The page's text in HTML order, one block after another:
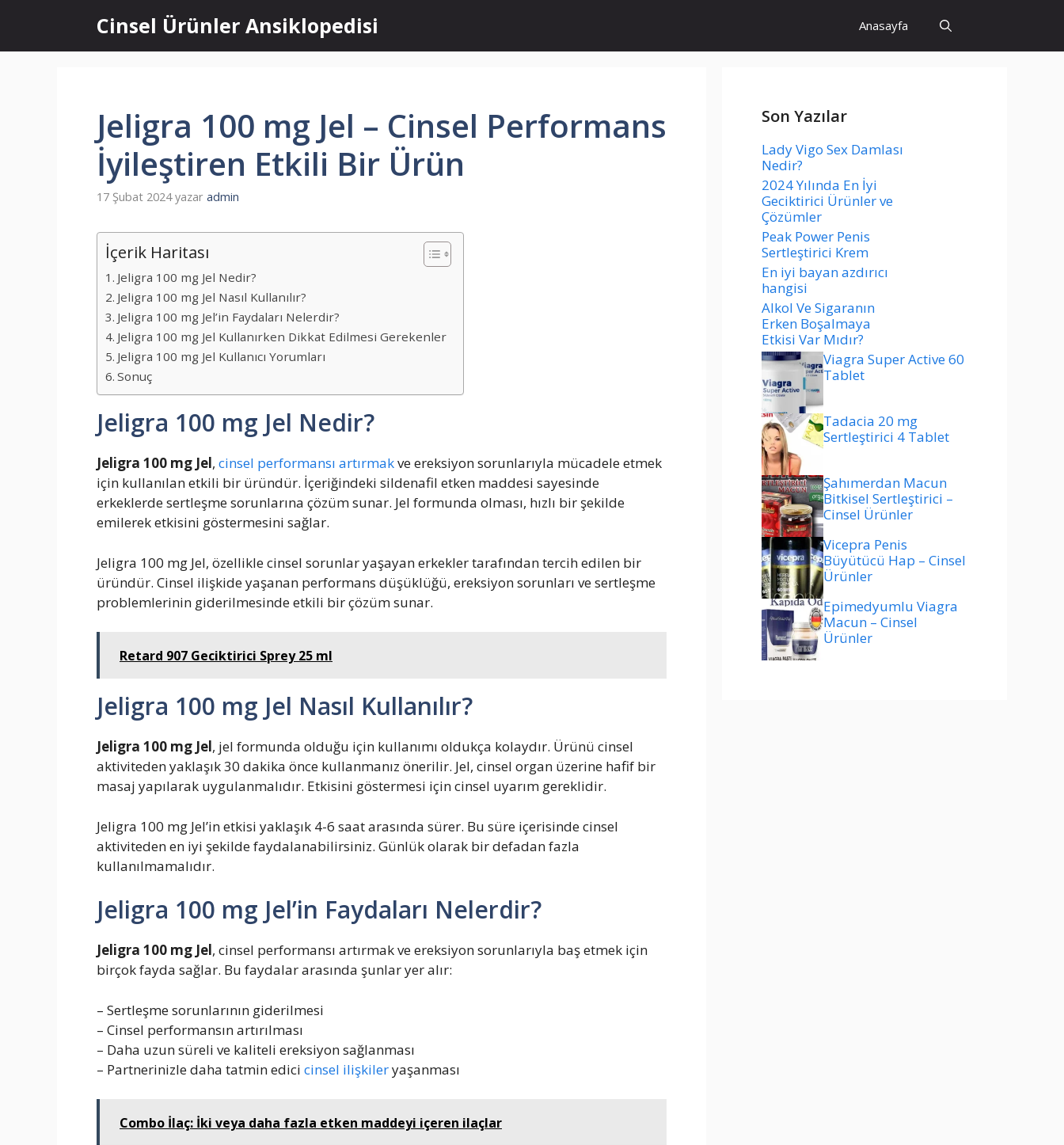
Cinsel Ürünler Ansiklopedisi Anasayfa
Jeligra 100 mg Jel – Cinsel Performans
İyileştiren Etkili Bir Ürün
17 Şubat 2024 yazar admin
İçerik Haritası
Jeligra 100 mg Jel Nedir?
Jeligra 100 mg Jel Nasıl Kullanılır?
Jeligra 100 mg Jel’in Faydaları Nelerdir?
Jeligra 100 mg Jel Kullanırken Dikkat Edilmesi Gerekenler
Jeligra 100 mg Jel Kullanıcı Yorumları
Sonuç
Jeligra 100 mg Jel Nedir?
Jeligra 100 mg Jel, cinsel performansı artırmakve ereksiyon sorunlarıyla mücadele etmek
için kullanılan etkili bir üründür. İçeriğindeki sildenafil etken maddesi sayesinde
erkeklerde sertleşme sorunlarına çözüm sunar. Jel formunda olması, hızlı bir şekilde
emilerek etkisini göstermesini sağlar.
Jeligra 100 mg Jel, özellikle cinsel sorunlar yaşayan erkekler tarafından tercih edilen bir
üründür. Cinsel ilişkide yaşanan performans düşüklüğü, ereksiyon sorunları ve sertleşme
problemlerinin giderilmesinde etkili bir çözüm sunar.
Retard 907 Geciktirici Sprey 25 ml
Jeligra 100 mg Jel Nasıl Kullanılır?
Jeligra 100 mg Jel, jel formunda olduğu için kullanımı oldukça kolaydır. Ürünü cinsel
aktiviteden yaklaşık 30 dakika önce kullanmanız önerilir. Jel, cinsel organ üzerine hafif bir
masaj yapılarak uygulanmalıdır. Etkisini göstermesi için cinsel uyarım gereklidir.
Jeligra 100 mg Jel’in etkisi yaklaşık 4-6 saat arasında sürer. Bu süre içerisinde cinsel
aktiviteden en iyi şekilde faydalanabilirsiniz. Günlük olarak bir defadan fazla
kullanılmamalıdır.
Jeligra 100 mg Jel’in Faydaları Nelerdir?
Jeligra 100 mg Jel, cinsel performansı artırmak ve ereksiyon sorunlarıyla baş etmek için
birçok fayda sağlar. Bu faydalar arasında şunlar yer alır:
– Sertleşme sorunlarının giderilmesi
– Cinsel performansın artırılması
– Daha uzun süreli ve kaliteli ereksiyon sağlanması
– Partnerinizle daha tatmin edici cinsel ilişkileryaşanması
Combo İlaç: İki veya daha fazla etken maddeyi içeren ilaçlar
Son Yazılar
Lady Vigo Sex Damlası
Nedir?
2024 Yılında En İyi
Geciktirici Ürünler ve
Çözümler
Peak Power Penis
Sertleştirici Krem
En iyi bayan azdırıcı
hangisi
Alkol Ve Sigaranın
Erken Boşalmaya
Etkisi Var Mıdır?
Viagra Super Active 60
Tablet
Tadacia 20 mg
Sertleştirici 4 Tablet
Şahımerdan Macun
Bitkisel Sertleştirici –
Cinsel Ürünler
Vicepra Penis
Büyütücü Hap – Cinsel
Ürünler
Epimedyumlu Viagra
Macun – Cinsel
Ürünler